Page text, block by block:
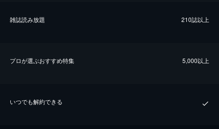
雑誌読み放題 210誌以上
プロが選ぶおすすめ特集 5,000以上
いつでも解約できる